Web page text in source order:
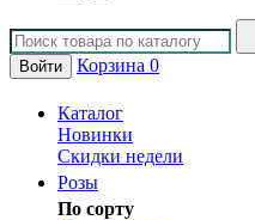
Войти Корзина 0
Каталог
Новинки
Скидки недели
Розы
По сорту